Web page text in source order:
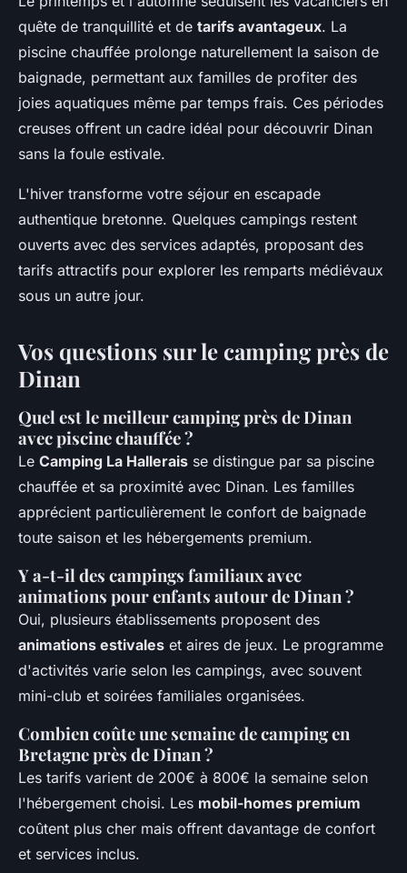
quête de tranquillité et de tarifs avantageux. La
piscine chauffée prolonge naturellement la saison de
baignade, permettant aux familles de profiter des
joies aquatiques même par temps frais. Ces périodes
creuses offrent un cadre idéal pour découvrir Dinan
sans la foule estivale.
L'hiver transforme votre séjour en escapade
authentique bretonne. Quelques campings restent
ouverts avec des services adaptés, proposant des
tarifs attractifs pour explorer les remparts médiévaux
sous un autre jour.
Vos questions sur le camping près de
Dinan
Quel est le meilleur camping près de Dinan
avec piscine chauffée ?
Le Camping La Hallerais se distingue par sa piscine
chauffée et sa proximité avec Dinan. Les familles
apprécient particulièrement le confort de baignade
toute saison et les hébergements premium.
Y a-t-il des campings familiaux avec
animations pour enfants autour de Dinan ?
Oui, plusieurs établissements proposent des
animations estivales et aires de jeux. Le programme
d'activités varie selon les campings, avec souvent
mini-club et soirées familiales organisées.
Combien coûte une semaine de camping en
Bretagne près de Dinan ?
Les tarifs varient de 200€ à 800€ la semaine selon
l'hébergement choisi. Les mobil-homes premium
coûtent plus cher mais offrent davantage de confort
et services inclus.